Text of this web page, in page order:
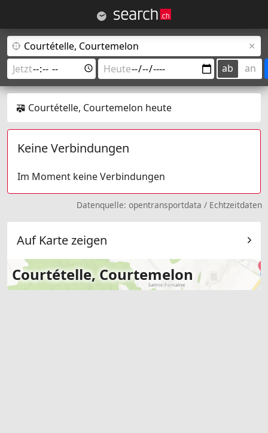
ab an
Courtételle, Courtemelon heute
Keine Verbindungen
Im Moment keine Verbindungen
Datenquelle:opentransportdata / Echtzeitdaten
Auf Karte zeigen
Courtételle, Courtemelon